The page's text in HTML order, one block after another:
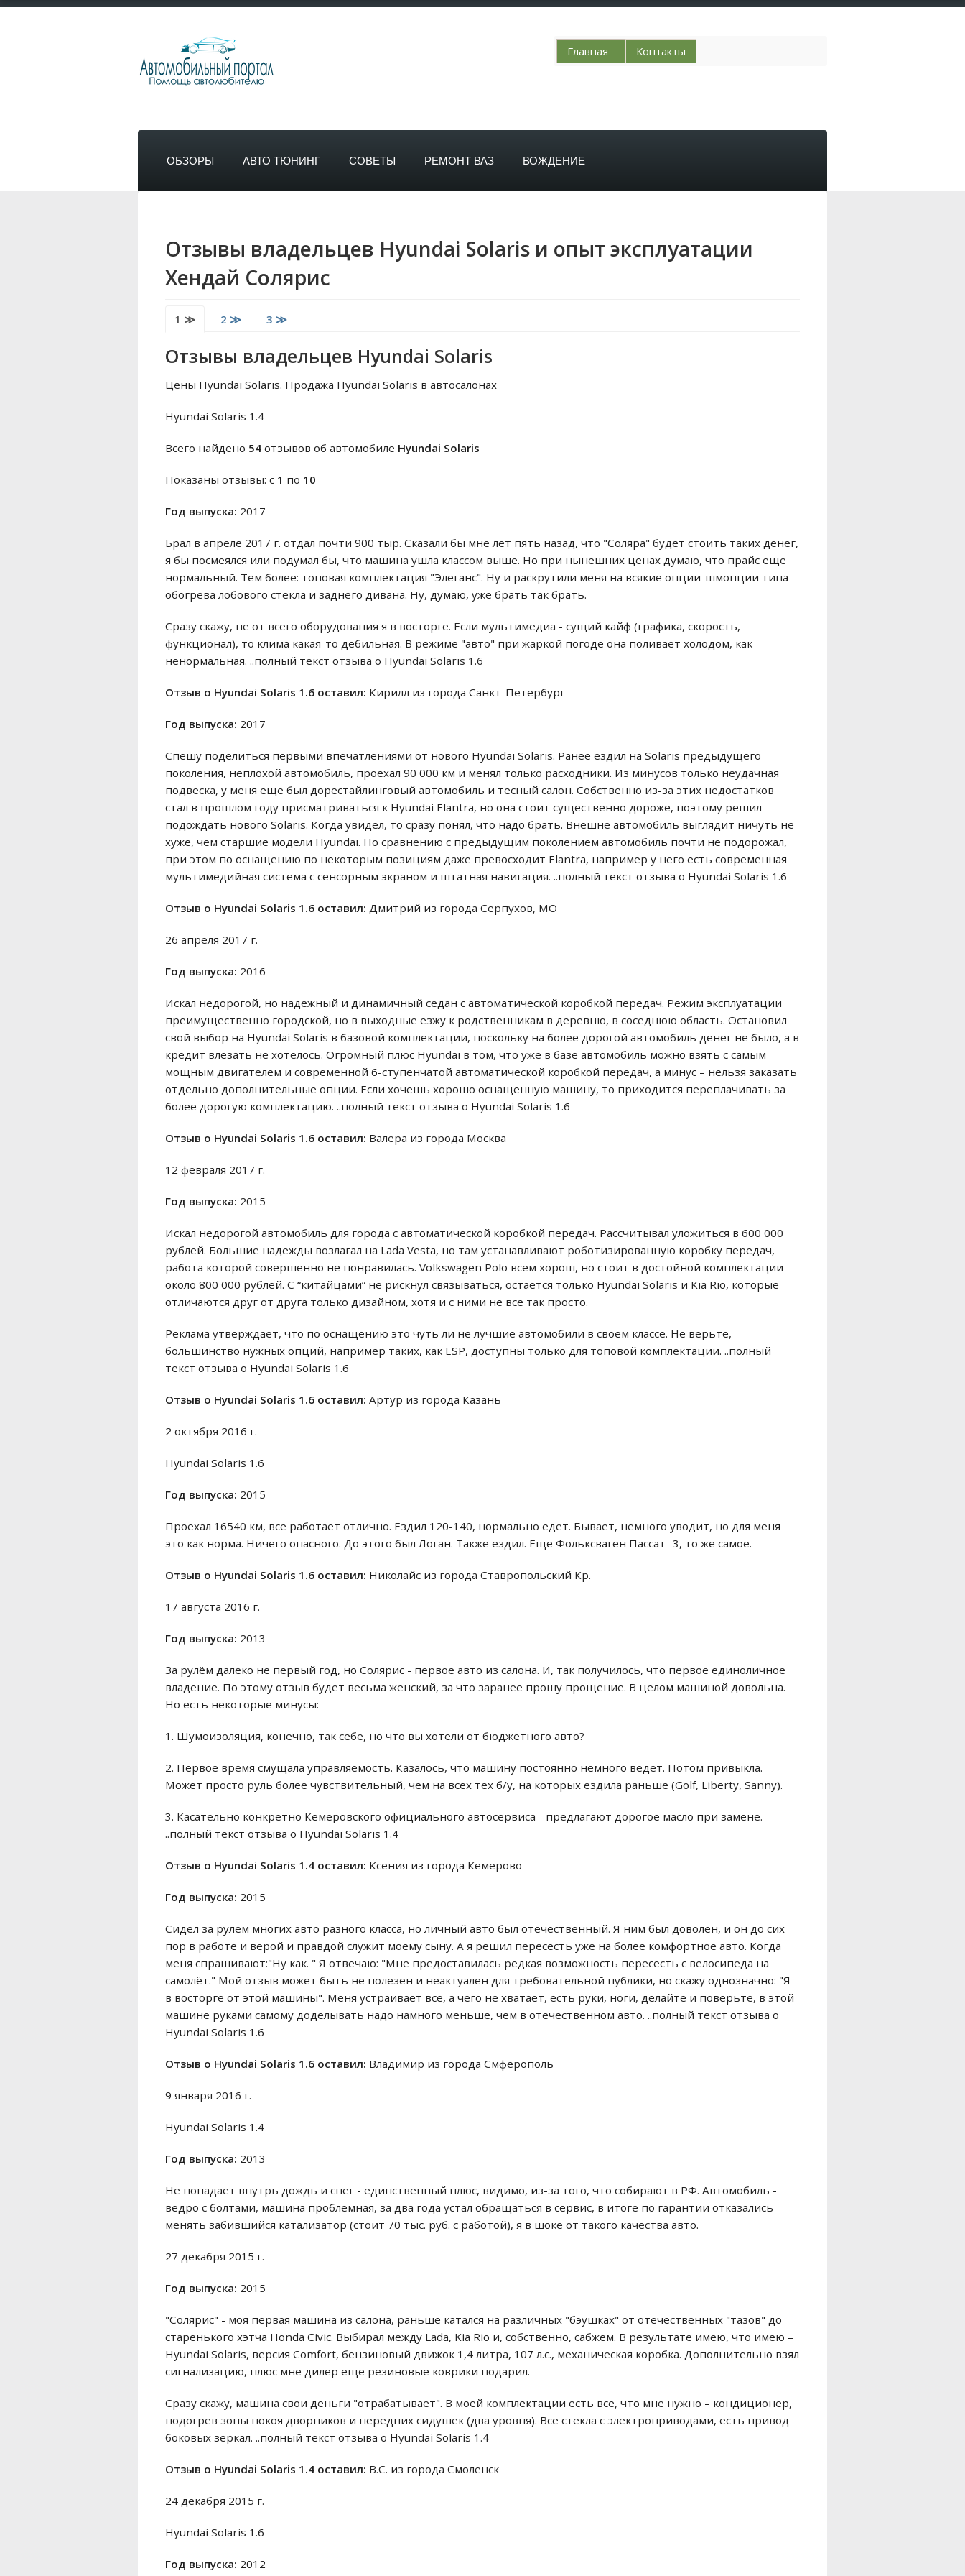
Главная Контакты
ОБЗОРЫ АВТО ТЮНИНГ СОВЕТЫ РЕМОНТ ВАЗ ВОЖДЕНИЕ
Отзывы владельцев Hyundai Solaris и опыт эксплуатации
Хендай Солярис
1 ≫ 2 ≫ 3 ≫
Отзывы владельцев Hyundai Solaris
Цены Hyundai Solaris. Продажа Hyundai Solaris в автосалонах
Hyundai Solaris 1.4
Всего найдено 54 отзывов об автомобиле Hyundai Solaris
Показаны отзывы: с 1 по 10
Год выпуска: 2017
Брал в апреле 2017 г. отдал почти 900 тыр. Сказали бы мне лет пять назад, что "Соляра" будет стоить таких денег,
я бы посмеялся или подумал бы, что машина ушла классом выше. Но при нынешних ценах думаю, что прайс еще
нормальный. Тем более: топовая комплектация "Элеганс". Ну и раскрутили меня на всякие опции-шмопции типа
обогрева лобового стекла и заднего дивана. Ну, думаю, уже брать так брать.
Сразу скажу, не от всего оборудования я в восторге. Если мультимедиа - сущий кайф (графика, скорость,
функционал), то клима какая-то дебильная. В режиме "авто" при жаркой погоде она поливает холодом, как
ненормальная. ..полный текст отзыва о Hyundai Solaris 1.6
Отзыв o Hyundai Solaris 1.6 оставил: Кирилл из города Санкт-Петербург
Год выпуска: 2017
Спешу поделиться первыми впечатлениями от нового Hyundai Solaris. Ранее ездил на Solaris предыдущего
поколения, неплохой автомобиль, проехал 90 000 км и менял только расходники. Из минусов только неудачная
подвеска, у меня еще был дорестайлинговый автомобиль и тесный салон. Собственно из-за этих недостатков
стал в прошлом году присматриваться к Hyundai Elantra, но она стоит существенно дороже, поэтому решил
подождать нового Solaris. Когда увидел, то сразу понял, что надо брать. Внешне автомобиль выглядит ничуть не
хуже, чем старшие модели Hyundai. По сравнению с предыдущим поколением автомобиль почти не подорожал,
при этом по оснащению по некоторым позициям даже превосходит Elantra, например у него есть современная
мультимедийная система с сенсорным экраном и штатная навигация. ..полный текст отзыва о Hyundai Solaris 1.6
Отзыв o Hyundai Solaris 1.6 оставил: Дмитрий из города Серпухов, МО
26 апреля 2017 г.
Год выпуска: 2016
Искал недорогой, но надежный и динамичный седан с автоматической коробкой передач. Режим эксплуатации
преимущественно городской, но в выходные езжу к родственникам в деревню, в соседнюю область. Остановил
свой выбор на Hyundai Solaris в базовой комплектации, поскольку на более дорогой автомобиль денег не было, а в
кредит влезать не хотелось. Огромный плюс Hyundai в том, что уже в базе автомобиль можно взять с самым
мощным двигателем и современной 6-ступенчатой автоматической коробкой передач, а минус – нельзя заказать
отдельно дополнительные опции. Если хочешь хорошо оснащенную машину, то приходится переплачивать за
более дорогую комплектацию. ..полный текст отзыва о Hyundai Solaris 1.6
Отзыв o Hyundai Solaris 1.6 оставил: Валера из города Москва
12 февраля 2017 г.
Год выпуска: 2015
Искал недорогой автомобиль для города с автоматической коробкой передач. Рассчитывал уложиться в 600 000
рублей. Большие надежды возлагал на Lada Vesta, но там устанавливают роботизированную коробку передач,
работа которой совершенно не понравилась. Volkswagen Polo всем хорош, но стоит в достойной комплектации
около 800 000 рублей. С “китайцами” не рискнул связываться, остается только Hyundai Solaris и Kia Rio, которые
отличаются друг от друга только дизайном, хотя и с ними не все так просто.
Реклама утверждает, что по оснащению это чуть ли не лучшие автомобили в своем классе. Не верьте,
большинство нужных опций, например таких, как ESP, доступны только для топовой комплектации. ..полный
текст отзыва о Hyundai Solaris 1.6
Отзыв o Hyundai Solaris 1.6 оставил: Артур из города Казань
2 октября 2016 г.
Hyundai Solaris 1.6
Год выпуска: 2015
Проехал 16540 км, все работает отлично. Ездил 120-140, нормально едет. Бывает, немного уводит, но для меня
это как норма. Ничего опасного. До этого был Логан. Также ездил. Еще Фольксваген Пассат -3, то же самое.
Отзыв o Hyundai Solaris 1.6 оставил: Николайс из города Ставропольский Кр.
17 августа 2016 г.
Год выпуска: 2013
За рулём далеко не первый год, но Солярис - первое авто из салона. И, так получилось, что первое единоличное
владение. По этому отзыв будет весьма женский, за что заранее прошу прощение. В целом машиной довольна.
Но есть некоторые минусы:
1. Шумоизоляция, конечно, так себе, но что вы хотели от бюджетного авто?
2. Первое время смущала управляемость. Казалось, что машину постоянно немного ведёт. Потом привыкла.
Может просто руль более чувствительный, чем на всех тех б/у, на которых ездила раньше (Golf, Liberty, Sanny).
3. Касательно конкретно Кемеровского официального автосервиса - предлагают дорогое масло при замене.
..полный текст отзыва о Hyundai Solaris 1.4
Отзыв o Hyundai Solaris 1.4 оставил: Ксения из города Кемерово
Год выпуска: 2015
Сидел за рулём многих авто разного класса, но личный авто был отечественный. Я ним был доволен, и он до сих
пор в работе и верой и правдой служит моему сыну. А я решил пересесть уже на более комфортное авто. Когда
меня спрашивают:"Ну как. " Я отвечаю: "Мне предоставилась редкая возможность пересесть с велосипеда на
самолёт." Мой отзыв может быть не полезен и неактуален для требовательной публики, но скажу однозначно: "Я
в восторге от этой машины". Меня устраивает всё, а чего не хватает, есть руки, ноги, делайте и поверьте, в этой
машине руками самому доделывать надо намного меньше, чем в отечественном авто. ..полный текст отзыва о
Hyundai Solaris 1.6
Отзыв o Hyundai Solaris 1.6 оставил: Владимир из города Смферополь
9 января 2016 г.
Hyundai Solaris 1.4
Год выпуска: 2013
Не попадает внутрь дождь и снег - единственный плюс, видимо, из-за того, что собирают в РФ. Автомобиль -
ведро с болтами, машина проблемная, за два года устал обращаться в сервис, в итоге по гарантии отказались
менять забившийся катализатор (стоит 70 тыс. руб. с работой), я в шоке от такого качества авто.
27 декабря 2015 г.
Год выпуска: 2015
"Солярис" - моя первая машина из салона, раньше катался на различных "бэушках" от отечественных "тазов" до
старенького хэтча Honda Civic. Выбирал между Lada, Kia Rio и, собственно, сабжем. В результате имею, что имею –
Hyundai Solaris, версия Comfort, бензиновый движок 1,4 литра, 107 л.с., механическая коробка. Дополнительно взял
сигнализацию, плюс мне дилер еще резиновые коврики подарил.
Сразу скажу, машина свои деньги "отрабатывает". В моей комплектации есть все, что мне нужно – кондиционер,
подогрев зоны покоя дворников и передних сидушек (два уровня). Все стекла с электроприводами, есть привод
боковых зеркал. ..полный текст отзыва о Hyundai Solaris 1.4
Отзыв o Hyundai Solaris 1.4 оставил: В.С. из города Смоленск
24 декабря 2015 г.
Hyundai Solaris 1.6
Год выпуска: 2012